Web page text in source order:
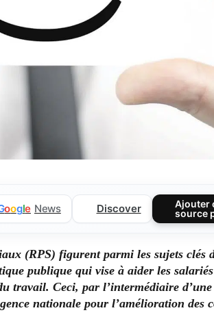
oogle News Discover
Ajouter
source
(RPS) figurent parmi les sujets clés
publique qui vise à aider les
travail. Ceci, par l’intermédiaire d’une
nationale pour l’amélioration des